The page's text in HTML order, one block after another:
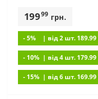
19999 грн.
- 5% | вiд 2 шт. 189.99
- 10% | вiд 4 шт. 179.99
- 15% | вiд 6 шт. 169.99